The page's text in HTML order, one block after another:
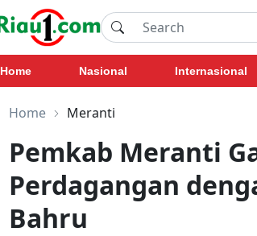
Home Nasional Internasional
Home Meranti
Pemkab Meranti
Perdagangan
Bahru